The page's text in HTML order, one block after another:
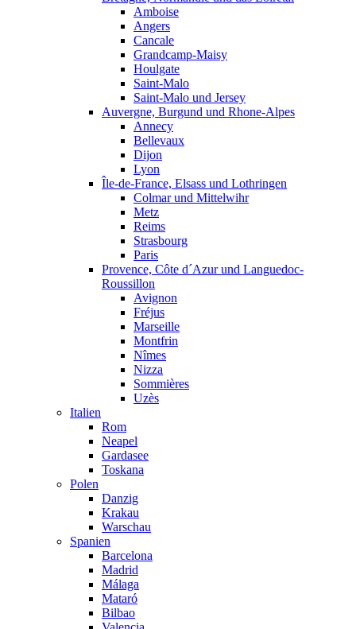
Amboise
Angers
Cancale
Grandcamp-Maisy
Houlgate
Saint-Malo
Saint-Malo und Jersey
Auvergne, Burgund und Rhone-Alpes
Annecy
Bellevaux
Dijon
Lyon
Île-de-France, Elsass und Lothringen
Colmar und Mittelwihr
Metz
Reims
Strasbourg
Paris
Provence, Côte d´Azur und Languedoc-
Roussillon
Avignon
Fréjus
Marseille
Montfrin
Nîmes
Nizza
Sommières
Uzès
Italien
Rom
Neapel
Gardasee
Toskana
Polen
Danzig
Krakau
Warschau
Spanien
Barcelona
Madrid
Málaga
Mataró
Bilbao